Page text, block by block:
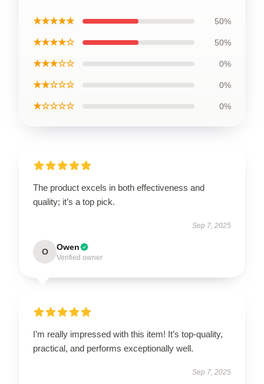
★★★★★ 50%
★★★★☆ 50%
★★★☆☆ 0%
★★☆☆☆ 0%
★☆☆☆☆ 0%
The product excels in both effectiveness and
quality; it’s a top pick.
Sep 7, 2025
O Owen
Verified owner
I’m really impressed with this item! It’s top-quality,
practical, and performs exceptionally well.
Sep 7, 2025